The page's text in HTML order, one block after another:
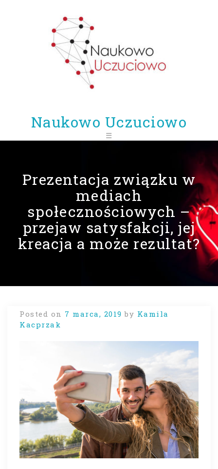
Naukowo Uczuciowo
Optymalizacja
☰
Prezentacja związku w
mediach
społecznościowych –
przejaw satysfakcji, jej
kreacja a może rezultat?
Posted on 7 marca, 2019 by Kamila
Kacprzak